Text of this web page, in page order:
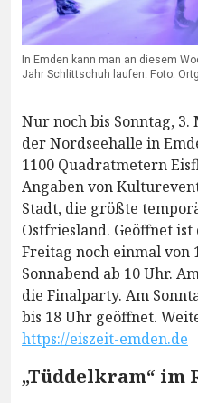
In Emden kann man an diesem
Jahr Schlittschuh laufen. Foto:
Nur noch bis Sonntag,
der Nordseehalle in
1100 Quadratmetern
Angaben von
Stadt, die größte
Ostfriesland. Geöffnet
Freitag noch einmal von
Sonnabend ab 10 Uhr.
die Finalparty. Am
bis 18 Uhr geöffnet.
https://eiszeit-emden.de
„Tüddelkram“ im